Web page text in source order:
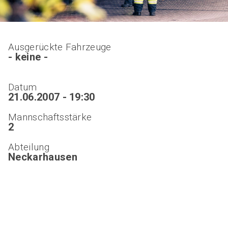
Ausgerückte Fahrzeuge
- keine -
Datum
21.06.2007 - 19:30
Mannschaftsstärke
2
Abteilung
Neckarhausen